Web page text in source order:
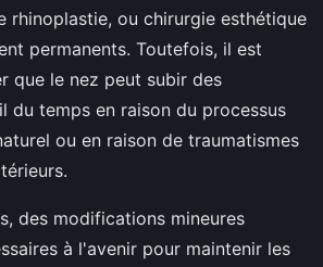
rhinoplastie, ou chirurgie esthétique
permanents. Toutefois, il est
que le nez peut subir des
du temps en raison du processus
ou en raison de traumatismes
des modifications mineures
à l'avenir pour maintenir les